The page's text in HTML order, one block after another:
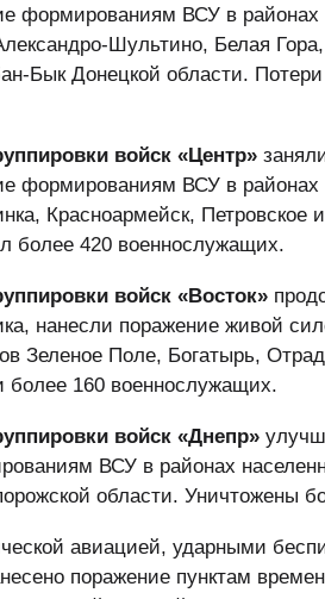
формированиям ВСУ в районах
Шультино, Белая
Бык Донецкой области.
войск «Центр»
формированиям ВСУ в районах
Красноармейск, Петровское
более 420 военнослужащих.
войск «Восток»
нанесли поражение живой
Зеленое Поле, Богатырь,
более 160 военнослужащих.
войск «Днепр»
ВСУ в районах
области. Уничтожены
авиацией, ударными
поражение пунктам